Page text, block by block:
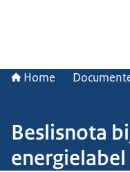
Home
Beslisnota